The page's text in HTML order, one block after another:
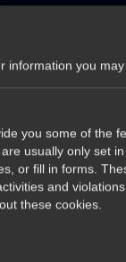
information you
you some of the
usually only set
or fill in forms.
and
these cookies.